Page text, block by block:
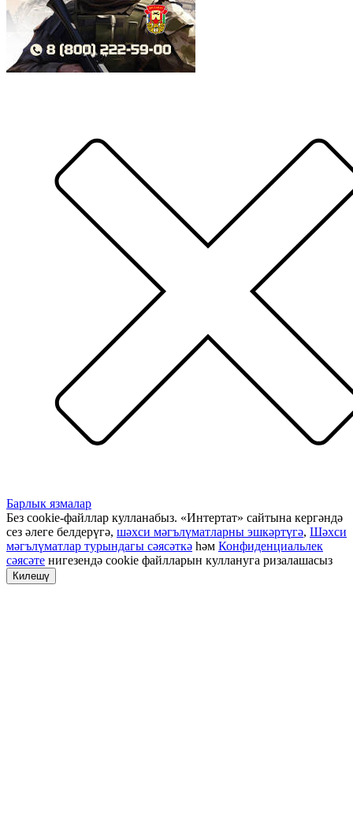
Барлык язмалар
Без cookie-файллар кулланабыз. «Интертат» сайтына кергәндә
сез әлеге белдерүгә, шәхси мәгълүматларны эшкәртүгә, Шәхси
мәгълүматлар турындагы сәясәткә һәм Конфиденциальлек
сәясәте нигезендә cookie файлларын куллануга ризалашасыз
Килешү